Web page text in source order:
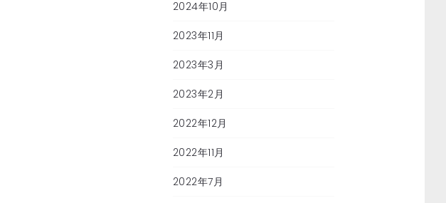
2024年10月
2023年11月
2023年3月
2023年2月
2022年12月
2022年11月
2022年7月